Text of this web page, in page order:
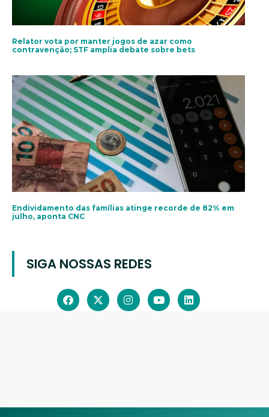
Relator vota por manter jogos de azar como
contravenção; STF amplia debate sobre bets
Endividamento das famílias atinge recorde de 82% em
julho, aponta CNC
SIGA NOSSAS REDES